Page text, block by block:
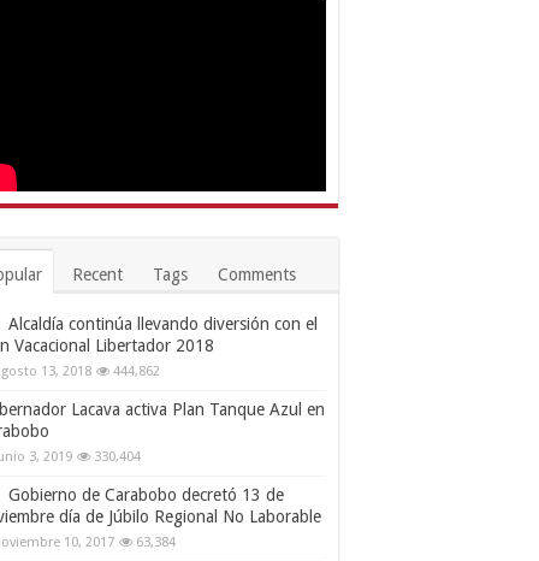
Recent Tags Comments
Alcaldía continúa llevando diversión con el
Vacacional Libertador 2018
13, 2018 444,862
Lacava activa Plan Tanque Azul en
3, 2019 330,404
Gobierno de Carabobo decretó 13 de
día de Júbilo Regional No Laborable
10, 2017 63,384